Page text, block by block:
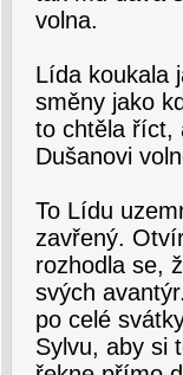
volna.
Lída koukala
směny jako
to chtěla říct,
Dušanovi
To Lídu
zavřený.
rozhodla se,
svých
po celé
Sylvu, aby si